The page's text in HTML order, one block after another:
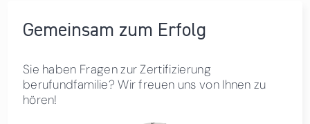
Gemeinsam zum Erfolg
Sie haben Fragen zur Zertifizierung
berufundfamilie? Wir freuen uns von Ihnen zu
hören!